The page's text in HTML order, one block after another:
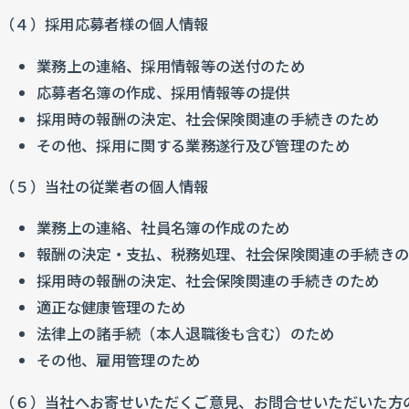
（４）採用応募者様の個人情報
業務上の連絡、採用情報等の送付のため
応募者名簿の作成、採用情報等の提供
採用時の報酬の決定、社会保険関連の手続きのため
その他、採用に関する業務遂行及び管理のため
（５）当社の従業者の個人情報
業務上の連絡、社員名簿の作成のため
報酬の決定・支払、税務処理、社会保険関連の手続き
採用時の報酬の決定、社会保険関連の手続きのため
適正な健康管理のため
法律上の諸手続（本人退職後も含む）のため
その他、雇用管理のため
（６）当社へお寄せいただくご意見、お問合せいただいた方